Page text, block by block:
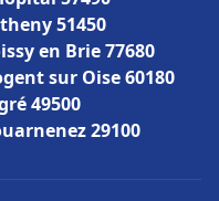
51450
en Brie 77680
sur Oise 60180
49500
29100